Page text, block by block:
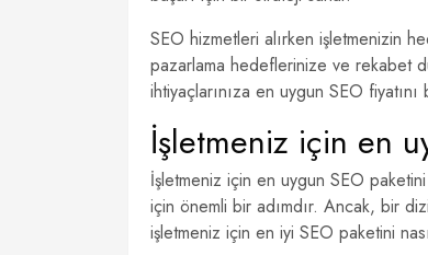
SEO hizmetleri alırken işletmenizin
pazarlama hedeflerinize ve rekabet
ihtiyaçlarınıza en uygun SEO
İşletmeniz için en
İşletmeniz için en uygun SEO
için önemli bir adımdır. Ancak, bir
işletmeniz için en iyi SEO paketini